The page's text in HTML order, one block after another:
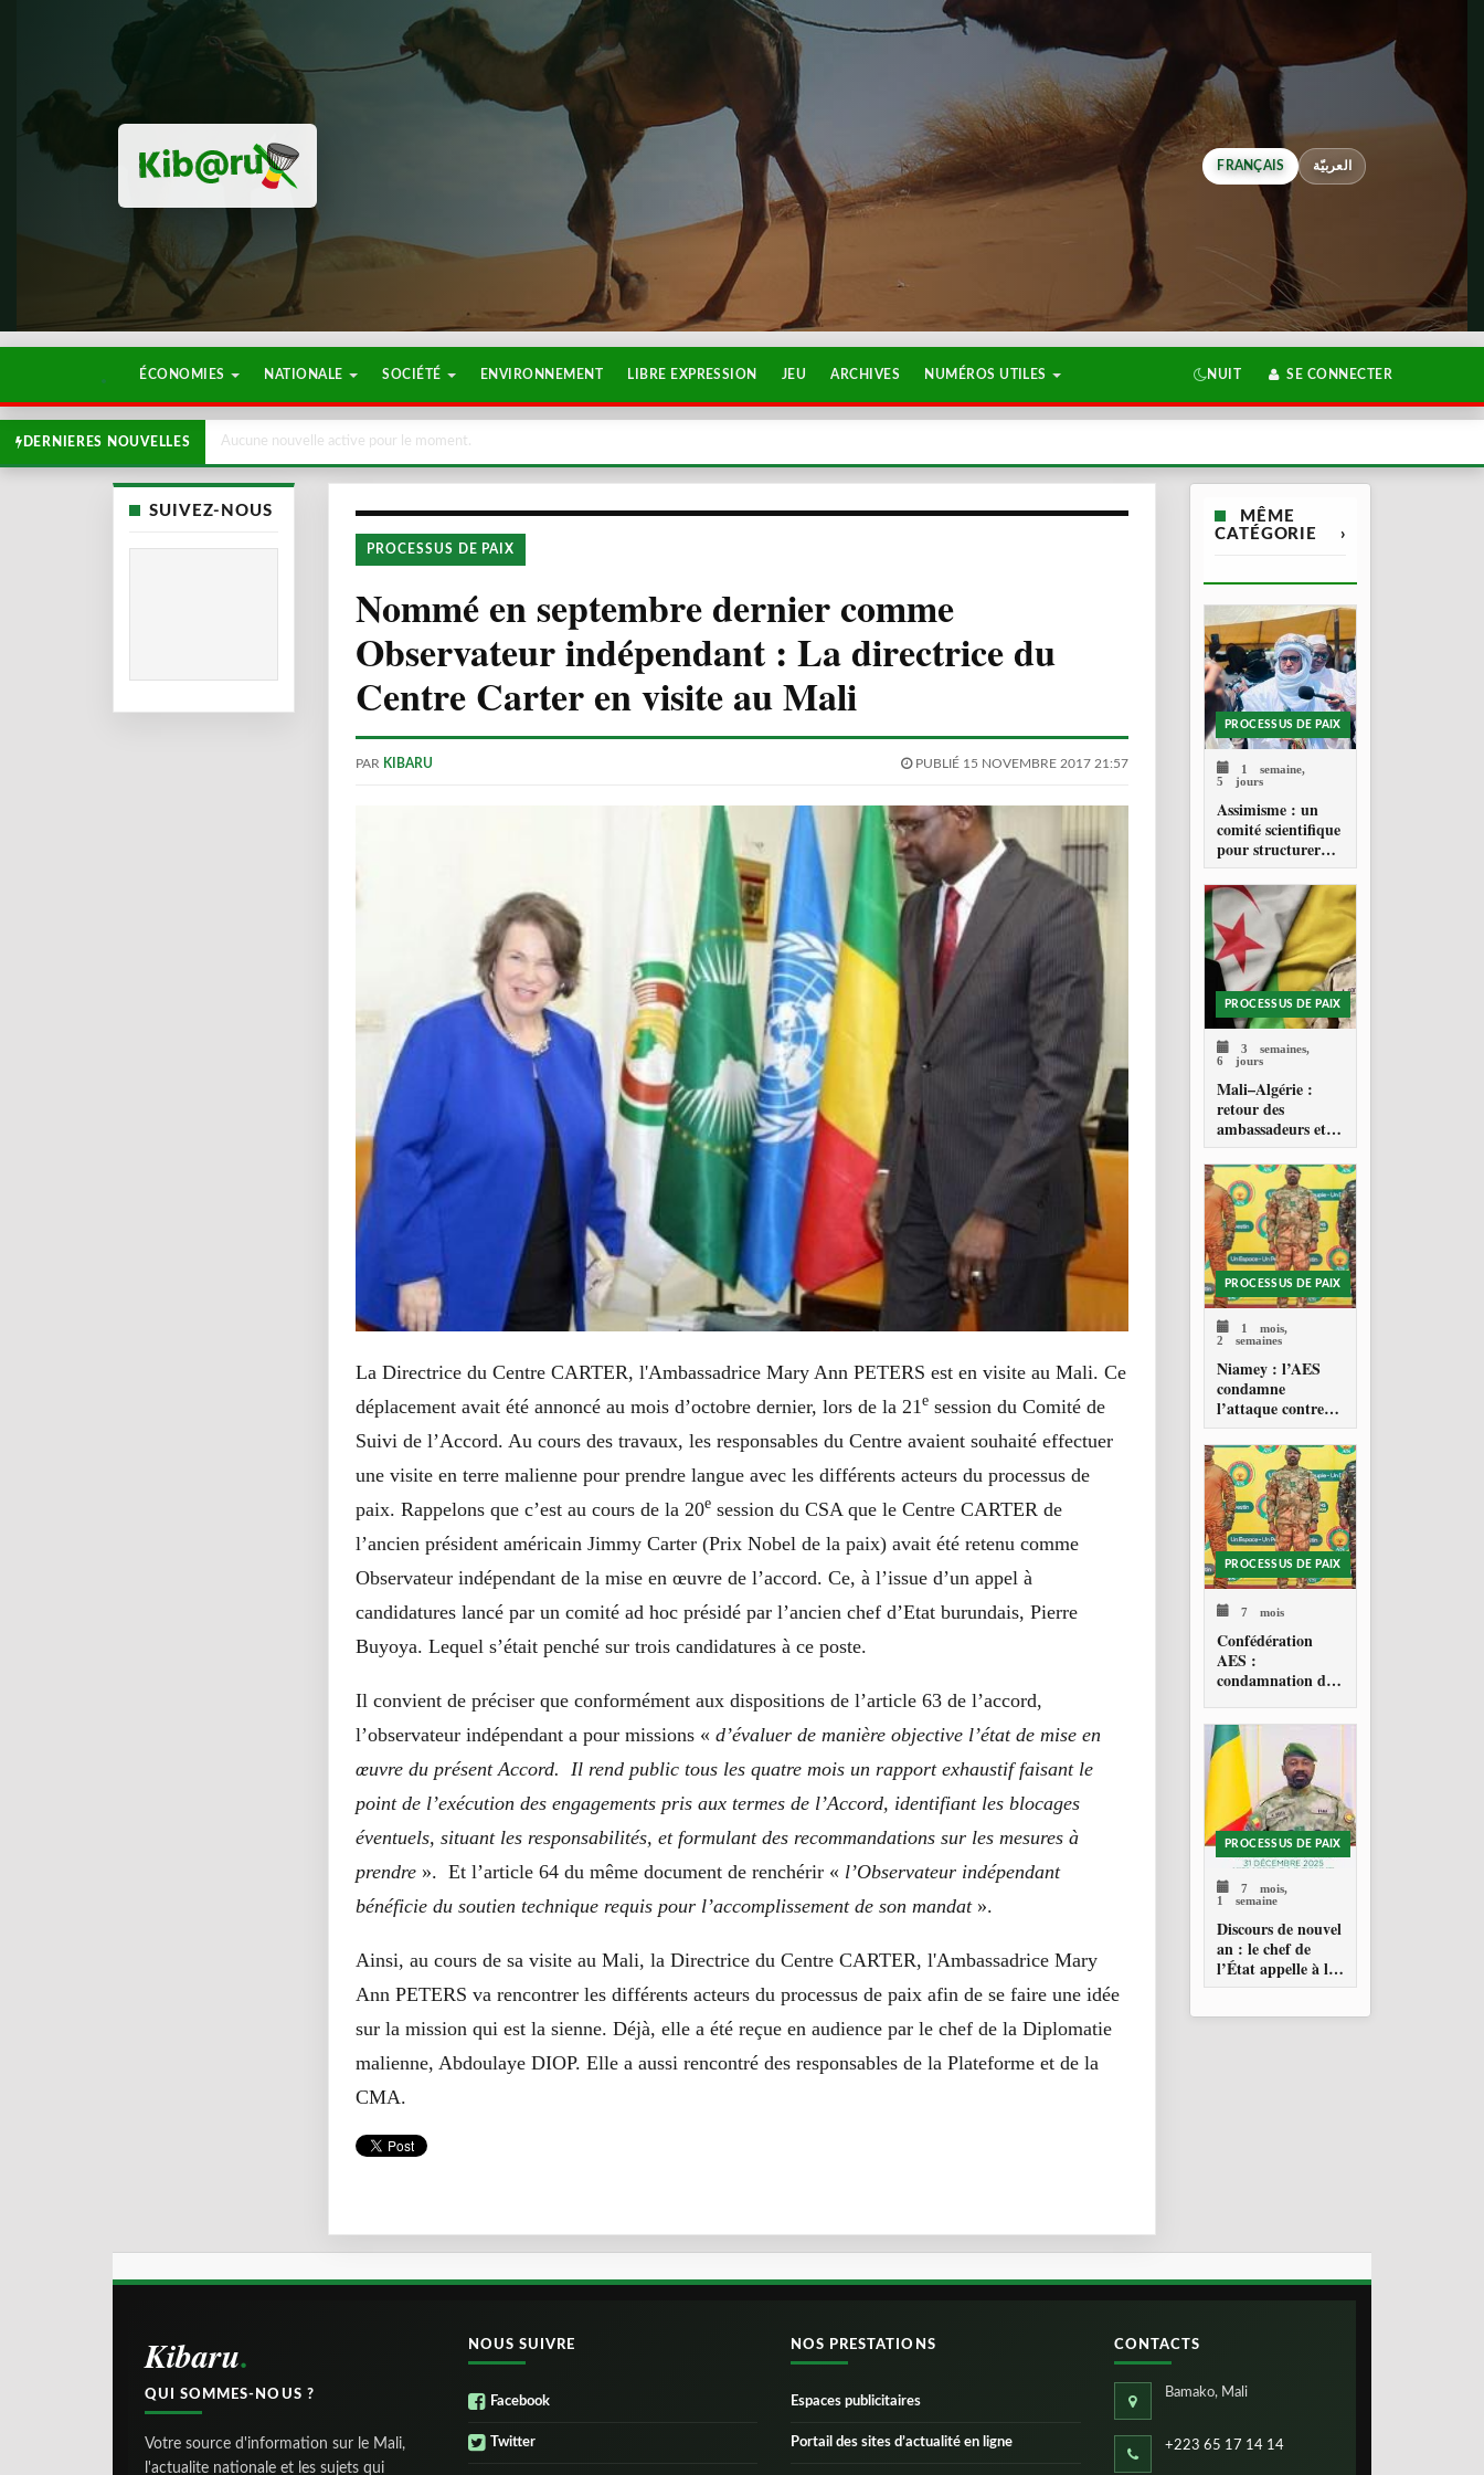
FRANÇAIS العربيّة
ÉCONOMIES NATIONALE SOCIÉTÉ ENVIRONNEMENT LIBRE EXPRESSION JEU ARCHIVES NUMÉROS UTILES NUIT SE CONNECTER
DERNIERES NOUVELLES Aucune nouvelle active pour le moment.
SUIVEZ-NOUS
PROCESSUS DE PAIX
Nommé en septembre dernier comme
Observateur indépendant : La directrice du
Centre Carter en visite au Mali
PAR KIBARU PUBLIÉ 15 NOVEMBRE 2017 21:57
La Directrice du Centre CARTER, l'Ambassadrice Mary Ann PETERS est en visite au Mali. Ce
déplacement avait été annoncé au mois d’octobre dernier, lors de la 21e session du Comité de
Suivi de l’Accord. Au cours des travaux, les responsables du Centre avaient souhaité effectuer
une visite en terre malienne pour prendre langue avec les différents acteurs du processus de
paix. Rappelons que c’est au cours de la 20e session du CSA que le Centre CARTER de
l’ancien président américain Jimmy Carter (Prix Nobel de la paix) avait été retenu comme
Observateur indépendant de la mise en œuvre de l’accord. Ce, à l’issue d’un appel à
candidatures lancé par un comité ad hoc présidé par l’ancien chef d’Etat burundais, Pierre
Buyoya. Lequel s’était penché sur trois candidatures à ce poste.
Il convient de préciser que conformément aux dispositions de l’article 63 de l’accord,
l’observateur indépendant a pour missions « d’évaluer de manière objective l’état de mise en
œuvre du présent Accord. Il rend public tous les quatre mois un rapport exhaustif faisant le
point de l’exécution des engagements pris aux termes de l’Accord, identifiant les blocages
éventuels, situant les responsabilités, et formulant des recommandations sur les mesures à
prendre ». Et l’article 64 du même document de renchérir « l’Observateur indépendant
bénéficie du soutien technique requis pour l’accomplissement de son mandat ».
Ainsi, au cours de sa visite au Mali, la Directrice du Centre CARTER, l'Ambassadrice Mary
Ann PETERS va rencontrer les différents acteurs du processus de paix afin de se faire une idée
sur la mission qui est la sienne. Déjà, elle a été reçue en audience par le chef de la Diplomatie
malienne, Abdoulaye DIOP. Elle a aussi rencontré des responsables de la Plateforme et de la
CMA.
MÊME
CATÉGORIE
›
PROCESSUS DE PAIX
1 semaine,
5 jours
Assimisme : un
comité scientifique
pour structurer
une doctrine de la
refondation
PROCESSUS DE PAIX
3 semaines,
6 jours
Mali–Algérie :
retour des
ambassadeurs et
réouverture des
espaces aériens
PROCESSUS DE PAIX
1 mois,
2 semaines
Niamey : l’AES
condamne
l’attaque contre
l’aéroport Diori
Hamani
PROCESSUS DE PAIX
7 mois
Confédération
AES :
condamnation de
américaine au
Venezuela
PROCESSUS DE PAIX
7 mois,
1 semaine
Discours de nouvel
an : le chef de
l’État appelle à la
consolidation en
Kibaru
QUI SOMMES-NOUS ?
Votre source d'information sur le Mali,
l'actualite nationale et les sujets qui
NOUS SUIVRE
Facebook
Twitter
NOS PRESTATIONS
Espaces publicitaires
Portail des sites d’actualité en ligne
CONTACTS
Bamako, Mali
+223 65 17 14 14